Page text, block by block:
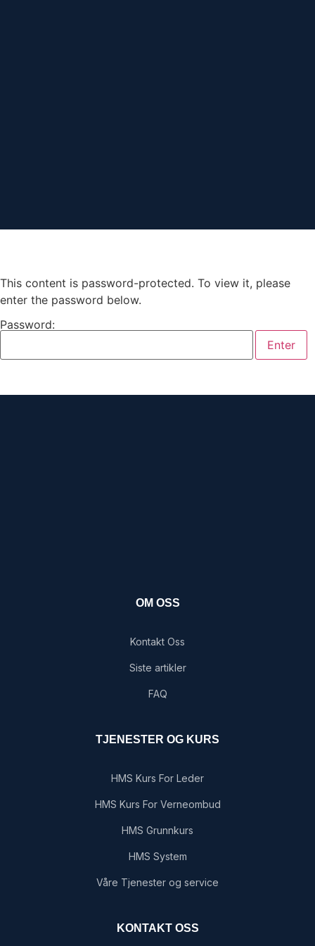
This content is password-protected. To view it, please
enter the password below.
Password:
OM OSS
Kontakt Oss
Siste artikler
FAQ
TJENESTER OG KURS
HMS Kurs For Leder
HMS Kurs For Verneombud
HMS Grunnkurs
HMS System
Våre Tjenester og service
KONTAKT OSS